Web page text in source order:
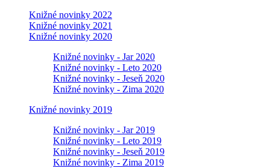
Knižné novinky 2022
Knižné novinky 2021
Knižné novinky 2020
Knižné novinky - Jar 2020
Knižné novinky - Leto 2020
Knižné novinky - Jeseň 2020
Knižné novinky - Zima 2020
Knižné novinky 2019
Knižné novinky - Jar 2019
Knižné novinky - Leto 2019
Knižné novinky - Jeseň 2019
Knižné novinky - Zima 2019